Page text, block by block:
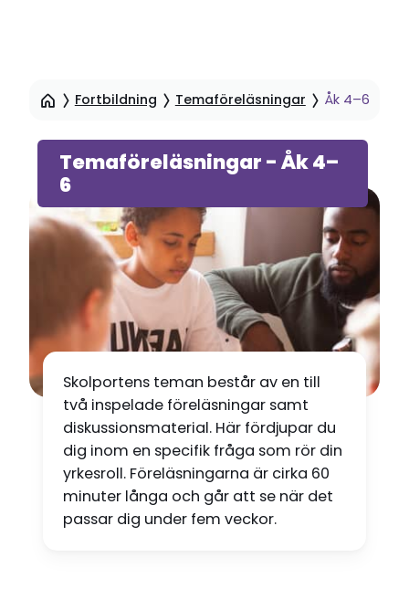
sidinnehåll
Fortbildning Temaföreläsningar Åk 4–6
Temaföreläsningar - Åk 4–
6
Skolportens teman består av en till
två inspelade föreläsningar samt
diskussionsmaterial. Här fördjupar du
dig inom en specifik fråga som rör din
yrkesroll. Föreläsningarna är cirka 60
minuter långa och går att se när det
passar dig under fem veckor.